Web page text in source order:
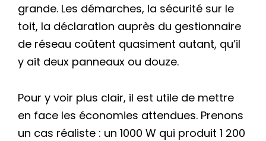
grande. Les démarches, la sécurité sur le
toit, la déclaration auprès du gestionnaire
de réseau coûtent quasiment autant, qu’il
y ait deux panneaux ou douze.
Pour y voir plus clair, il est utile de mettre
en face les économies attendues. Prenons
un cas réaliste : un 1000 W qui produit 1 200